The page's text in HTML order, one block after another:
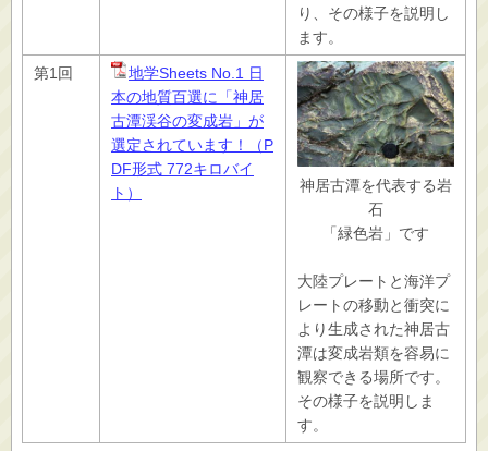
り、その様子を説明し
ます。
第1回
地学Sheets No.1 日
本の地質百選に「神居
古潭渓谷の変成岩」が
選定されています！（P
DF形式 772キロバイ
ト）
神居古潭を代表する岩
石
「緑色岩」です
大陸プレートと海洋プ
レートの移動と衝突に
より生成された神居古
潭は変成岩類を容易に
観察できる場所です。
その様子を説明しま
す。